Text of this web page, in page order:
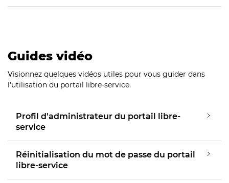
Guides vidéo
Visionnez quelques vidéos utiles pour vous guider dans
l'utilisation du portail libre-service.
Profil d'administrateur du portail libre-
service
Réinitialisation du mot de passe du portail
libre-service